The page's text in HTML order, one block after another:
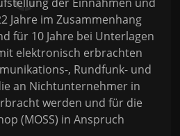
Jahre im Zusammenhang
für 10 Jahre bei Unterlagen
elektronisch erbrachten
, Rundfunk- und
an Nichtunternehmer in
werden und für die
(MOSS) in Anspruch